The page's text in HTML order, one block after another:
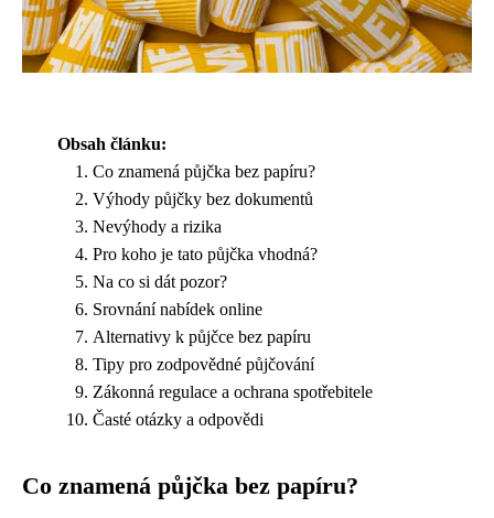
Obsah článku:
Co znamená půjčka bez papíru?
Výhody půjčky bez dokumentů
Nevýhody a rizika
Pro koho je tato půjčka vhodná?
Na co si dát pozor?
Srovnání nabídek online
Alternativy k půjčce bez papíru
Tipy pro zodpovědné půjčování
Zákonná regulace a ochrana spotřebitele
Časté otázky a odpovědi
Co znamená půjčka bez papíru?